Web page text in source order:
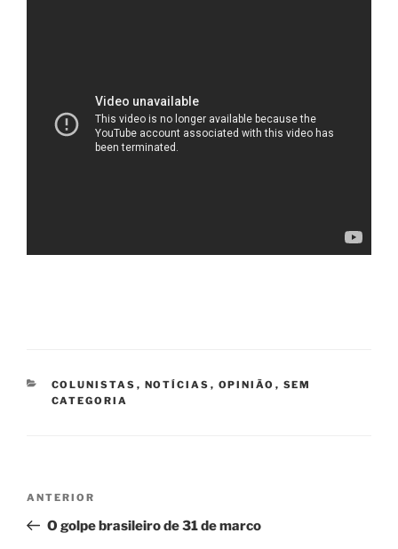
CATEGORIAS
COLUNISTAS , NOTÍCIAS , OPINIÃO , SEM
CATEGORIA
Post
Post
anterior
ANTERIOR
O golpe brasileiro de 31 de marco